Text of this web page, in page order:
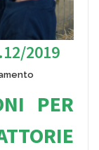
2019
I PER
TORIE